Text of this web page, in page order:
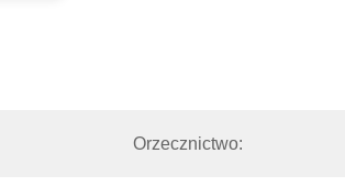
Orzecznictwo: